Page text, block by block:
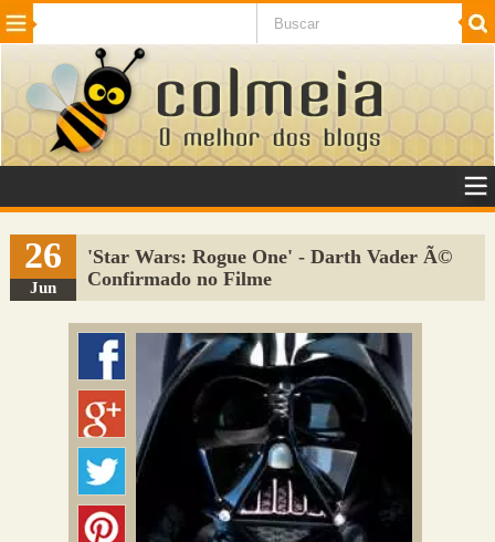
Beleza Cinema e TV
Internet Jogos NotÃ­cias SaÃºde
VeÃ­culos Adulto
Sugerir Link
Adicionar Blog
Colmeia Exchange
26
Jun
'Star Wars: Rogue One' - Darth Vader Ã©
Confirmado no Filme